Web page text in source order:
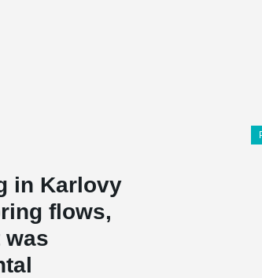
in Karlovy
flows,
was